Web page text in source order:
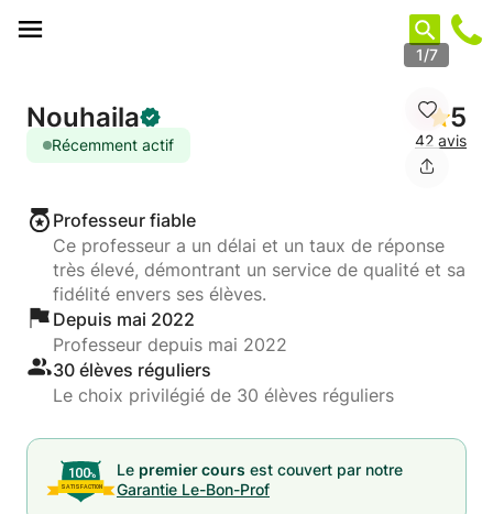
1/7
Nouhaila
Récemment actif
5
42 avis
Professeur fiable
Ce professeur a un délai et un taux de réponse
très élevé, démontrant un service de qualité et sa
fidélité envers ses élèves.
Depuis mai 2022
Professeur depuis mai 2022
30 élèves réguliers
Le choix privilégié de 30 élèves réguliers
Le premier cours est couvert par notre
Garantie Le-Bon-Prof